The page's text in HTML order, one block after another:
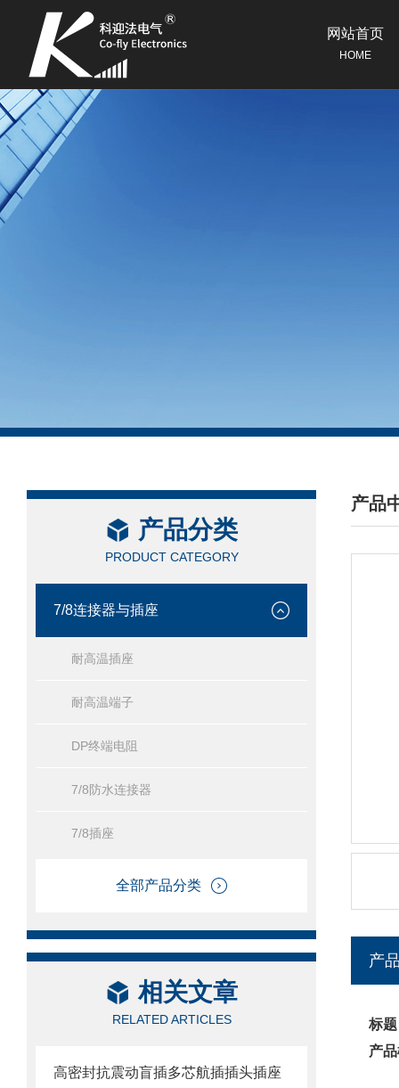
网站首页
HOME
产品分类
PRODUCT CATEGORY
7/8连接器与插座
耐高温插座
耐高温端子
DP终端电阻
7/8防水连接器
7/8插座
全部产品分类
相关文章
RELATED ARTICLES
高密封抗震动盲插多芯航插插头插座
产品
/
产
标
产